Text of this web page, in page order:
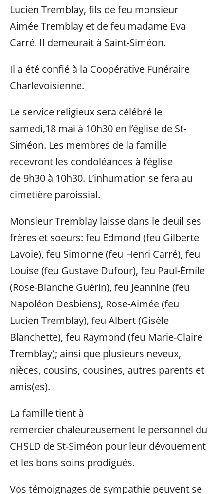
Lucien Tremblay, fils de feu monsieur
Aimée Tremblay et de feu madame Eva
Carré. Il demeurait à Saint-Siméon.
Il a été confié à la Coopérative Funéraire
Charlevoisienne.
Le service religieux sera célébré le
samedi,18 mai à 10h30 en l’église de St-
Siméon. Les membres de la famille
recevront les condoléances à l’église
de 9h30 à 10h30. L’inhumation se fera au
cimetière paroissial.
Monsieur Tremblay laisse dans le deuil ses
frères et soeurs: feu Edmond (feu Gilberte
Lavoie), feu Simonne (feu Henri Carré), feu
Louise (feu Gustave Dufour), feu Paul-Émile
(Rose-Blanche Guérin), feu Jeannine (feu
Napoléon Desbiens), Rose-Aimée (feu
Lucien Tremblay), feu Albert (Gisèle
Blanchette), feu Raymond (feu Marie-Claire
Tremblay); ainsi que plusieurs neveux,
nièces, cousins, cousines, autres parents et
amis(es).
La famille tient à
remercier chaleureusement le personnel du
CHSLD de St-Siméon pour leur dévouement
et les bons soins prodigués.
Vos témoignages de sympathie peuvent se